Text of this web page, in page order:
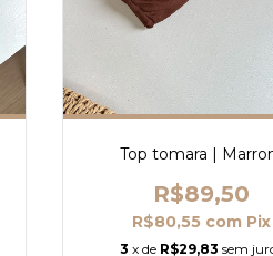
Top tomara |
R$89,50
R$80,55 com Pix
3 x de R$29,83 sem